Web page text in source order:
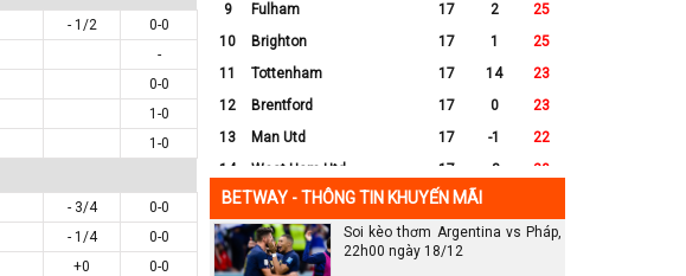
- 1/2
0-0
-
0-0
1-0
1-0
- 3/4
0-0
- 1/4
0-0
+0
0-0
9
Fulham 17 2
25
10
Brighton 17 1
25
11
Tottenham 17 14
23
12
Brentford 17 0
23
13
Man Utd 17 -1
22
14
West Ham Utd 17 -8
20
15
Everton 17
16
Crystal Palace 17 -8
16
17
Leicester City
BETWAY - THÔNG TIN KHUYẾN MÃI
Soi kèo thơm Argentina vs Pháp,
22h00 ngày 18/12